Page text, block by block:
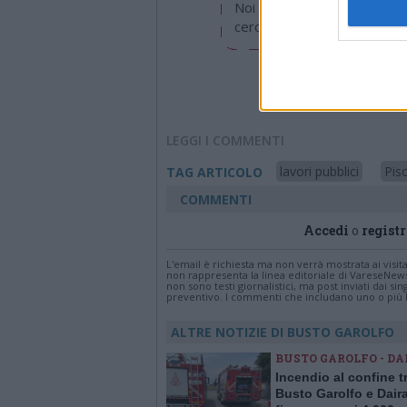
Noi di LegnanoNews
cerchiamo di essere
LEGGI I COMMENTI
TAG ARTICOLO
lavori pubblici
COMMENTI
Accedi o
L'email è richiesta ma non verrà mostrata ai
non rappresenta la linea editoriale di
non sono testi giornalistici, ma post inviati dai
preventivo. I commenti che includano uno o
ALTRE NOTIZIE DI BUSTO GAROLFO
BUSTO GAROLFO -
Incendio al confine
Busto Garolfo e